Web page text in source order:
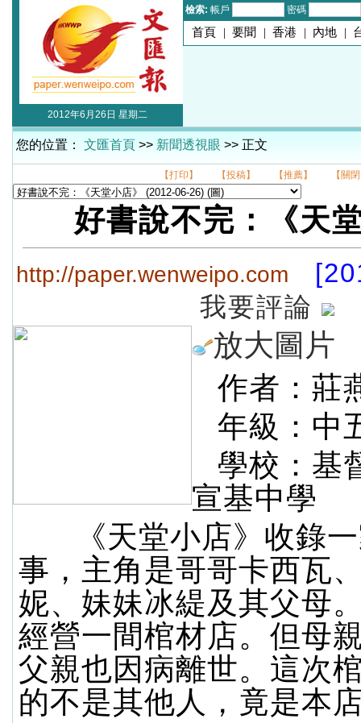
檢索: 帳戶 密碼
首頁 | 要聞 | 香港 | 內地 |
2012年6月26日 星期二
您的位置： 文匯首頁 >> 新聞透視眼 >> 正文
【打印】 【投稿】 【推薦】 【關
好書說不完：《天
http://paper.wenweipo.com
我要評論
放大圖片
作者：莊
年級：中
學校：基
宣基中學
《天堂小店》收錄
事，主角是哥哥卡西瓦
妮、妹妹冰緹及其父母
經營一間棺材店。但母
父親也因病離世。這次
的不是其他人，竟是本